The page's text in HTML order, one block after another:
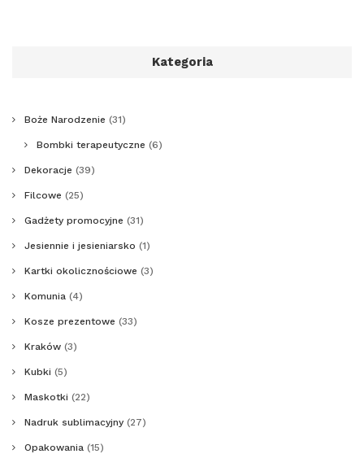
Kategoria
Boże Narodzenie (31)
Bombki terapeutyczne (6)
Dekoracje (39)
Filcowe (25)
Gadżety promocyjne (31)
Jesiennie i jesieniarsko (1)
Kartki okolicznościowe (3)
Komunia (4)
Kosze prezentowe (33)
Kraków (3)
Kubki (5)
Maskotki (22)
Nadruk sublimacyjny (27)
Opakowania (15)